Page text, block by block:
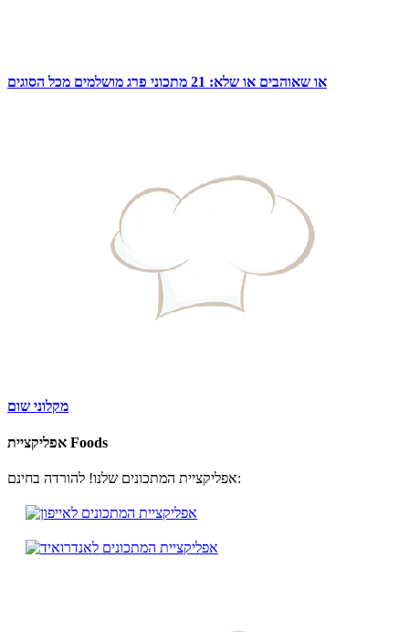
או שאוהבים או שלא: 21 מתכוני פרג מושלמים מכל הסוגים
מקלוני שום
אפליקציית Foods
אפליקציית המתכונים שלנו! להורדה בחינם: